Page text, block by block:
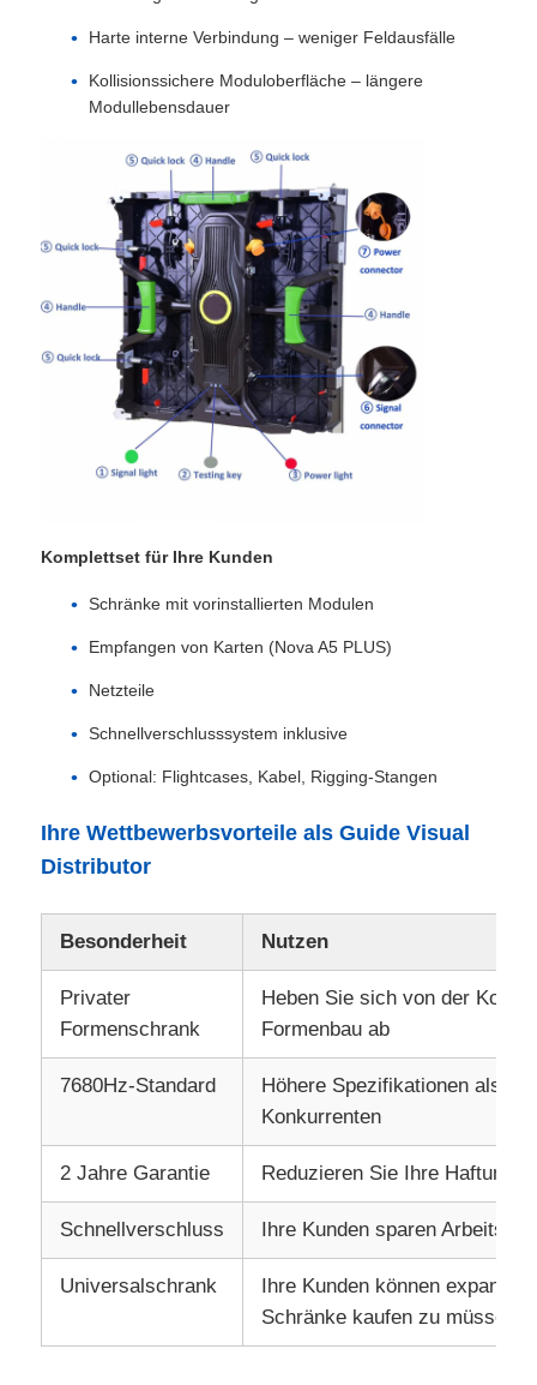
LED-Werbetafel im Freien
Harte interne Verbindung – weniger Feldausfälle
Kollisionssichere Moduloberfläche – längere
Modullebensdauer
Komplettset für Ihre Kunden
Schränke mit vorinstallierten Modulen
Empfangen von Karten (Nova A5 PLUS)
Netzteile
Schnellverschlusssystem inklusive
Optional: Flightcases, Kabel, Rigging-Stangen
Ihre Wettbewerbsvorteile als Guide Visual
Distributor
Besonderheit Nutzen
Privater
Formenschrank
Heben Sie sich von der
Formenbau ab
7680Hz-Standard
Höhere Spezifikationen als
Konkurrenten
2 Jahre Garantie Reduzieren Sie Ihre Haftung
Schnellverschluss Ihre Kunden sparen
Universalschrank
Ihre Kunden können
Schränke kaufen zu müssen